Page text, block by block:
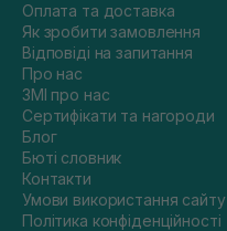
Оплата та доставка
Як зробити замовлення
Відповіді на запитання
Про нас
ЗМІ про нас
Сертифікати та нагороди
Блог
Бюті словник
Контакти
Умови використання сайту
Політика конфіденційності